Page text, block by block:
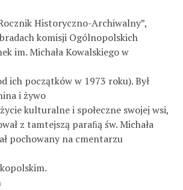
Historyczno-Archiwalny”,
komisji Ogólnopolskich
im. Michała Kowalskiego w
ich początków w 1973 roku). Był
i żywo
kulturalne i społeczne swojej wsi,
z tamtejszą paraﬁą św. Michała
pochowany na cmentarzu